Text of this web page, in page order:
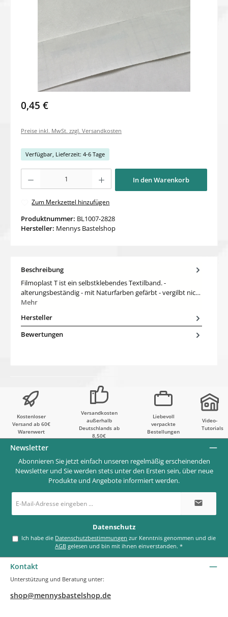
0,45 €
Preise inkl. MwSt. zzgl. Versandkosten
Verfügbar, Lieferzeit: 4-6 Tage
In den Warenkorb
Zum Merkzettel hinzufügen
Produktnummer: BL1007-2828
Hersteller: Mennys Bastelshop
Beschreibung
Filmoplast T ist ein selbstklebendes Textilband. -
alterungsbeständig - mit Naturfarben gefärbt - vergilbt nic…
Mehr
Hersteller
Bewertungen
Kostenloser
Versand ab 60€
Warenwert
Versandkosten
außerhalb
Deutschlands ab
8,50€
Liebevoll
verpackte
Bestellungen
Video-
Tutorials
Newsletter
Abonnieren Sie jetzt einfach unseren regelmäßig erscheinenden
Newsletter und Sie werden stets unter den Ersten sein, über neue
Produkte und Angebote informiert werden.
E-
Mail-
*
Datenschutz
Ich habe die Datenschutzbestimmungen
AGB gelesen und bin mit ihnen einverstanden.*
Kontakt
Unterstützung und Beratung unter:
shop@mennysbastelshop.de